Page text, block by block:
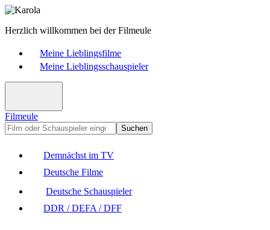
Herzlich willkommen bei der Filmeule
Meine Lieblingsfilme
Meine Lieblingsschauspieler
Filmeule
Suchen
Demnächst im TV
Deutsche Filme
Deutsche Schauspieler
DDR / DEFA / DFF